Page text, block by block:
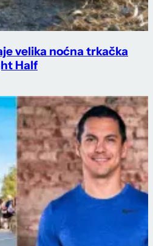
velika noćna trkačka
Half